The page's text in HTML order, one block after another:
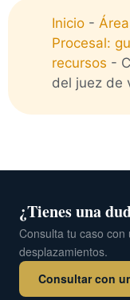
Inicio -
Procesal:
recursos -
del juez de
¿Tienes una
Consulta tu caso
desplazamientos.
Consultar con